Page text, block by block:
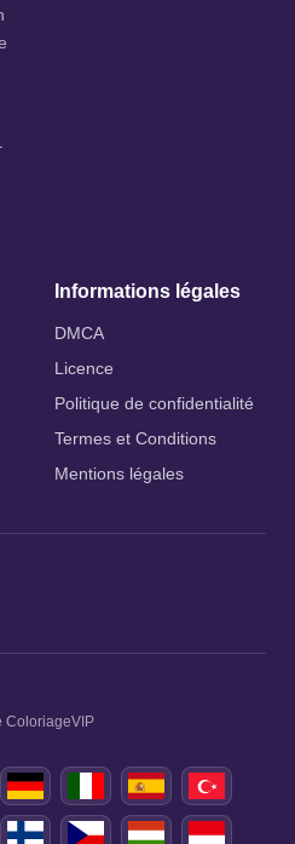
Informations légales
DMCA
Licence
Politique de confidentialité
Termes et Conditions
Mentions légales
ColoriageVIP